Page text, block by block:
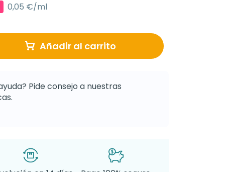
0,05 €/ml
Añadir al carrito
Pide consejo a nuestras